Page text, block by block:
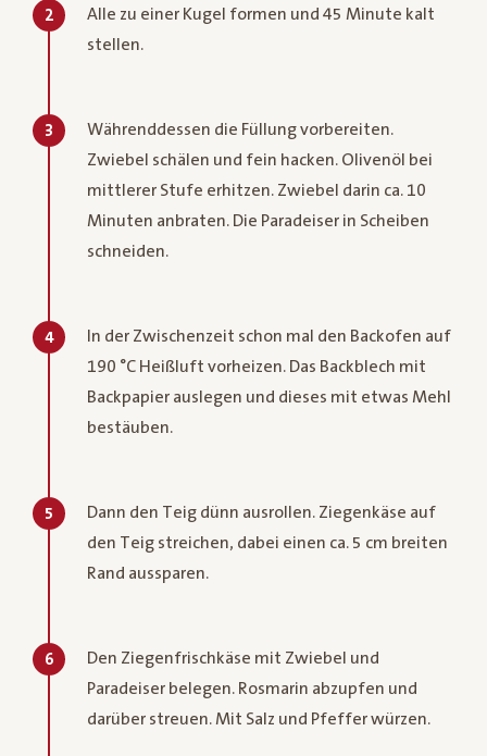
2
Alle zu einer Kugel formen und 45 Minute kalt
stellen.
3
Währenddessen die Füllung vorbereiten.
Zwiebel schälen und fein hacken. Olivenöl bei
mittlerer Stufe erhitzen. Zwiebel darin ca. 10
Minuten anbraten. Die Paradeiser in Scheiben
schneiden.
4
In der Zwischenzeit schon mal den Backofen auf
190 °C Heißluft vorheizen. Das Backblech mit
Backpapier auslegen und dieses mit etwas Mehl
bestäuben.
5
Dann den Teig dünn ausrollen. Ziegenkäse auf
den Teig streichen, dabei einen ca. 5 cm breiten
Rand aussparen.
6
Den Ziegenfrischkäse mit Zwiebel und
Paradeiser belegen. Rosmarin abzupfen und
darüber streuen. Mit Salz und Pfeffer würzen.